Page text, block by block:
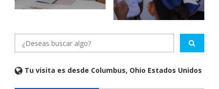
Tu visita es desde Columbus, Ohio Estados Unidos